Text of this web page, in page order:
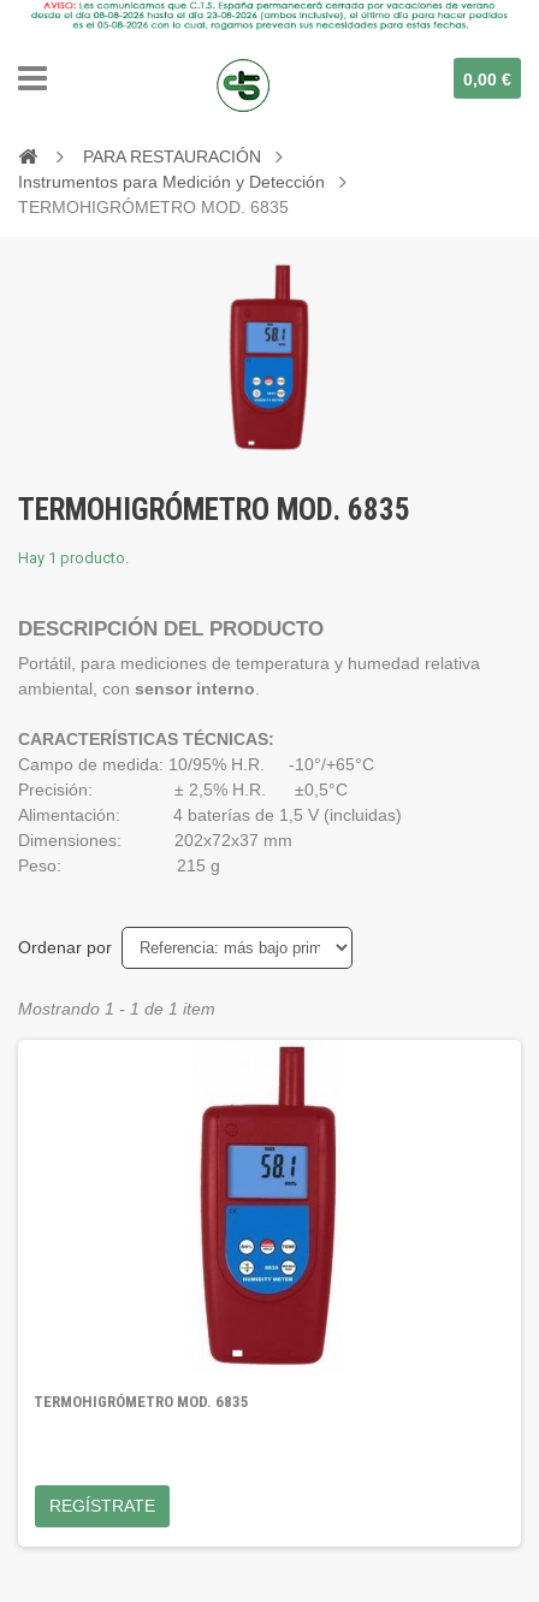
0,00 €
PARA RESTAURACIÓN
Instrumentos para Medición y Detección
TERMOHIGRÓMETRO MOD. 6835
TERMOHIGRÓMETRO MOD. 6835
Hay 1 producto.
DESCRIPCIÓN DEL PRODUCTO
Portátil, para mediciones de temperatura y humedad relativa
ambiental, con sensor interno.
CARACTERÍSTICAS TÉCNICAS:
Campo de medida: 10/95% H.R. -10°/+65°C
Precisión: ± 2,5% H.R. ±0,5°C
Alimentación: 4 baterías de 1,5 V (incluidas)
Dimensiones: 202x72x37 mm
Peso: 215 g
Ordenar por
Mostrando 1 - 1 de 1 item
TERMOHIGRÓMETRO MOD. 6835
REGÍSTRATE